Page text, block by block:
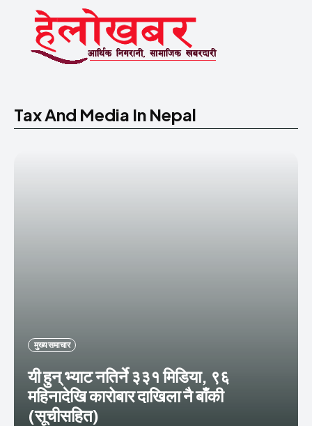
Tax And Media In Nepal
मुख्य समाचार
यी हुन् भ्याट नतिर्ने ३३१ मिडिया, ९६
महिनादेखि कारोबार दाखिला नै बाँकी
(सूचीसहित)